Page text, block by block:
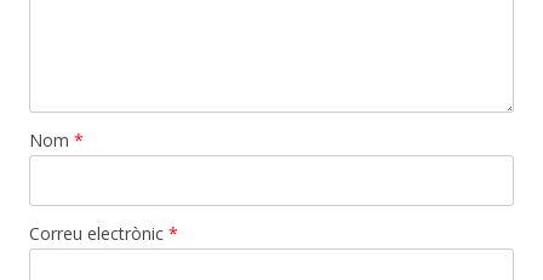
Nom *
Correu electrònic *